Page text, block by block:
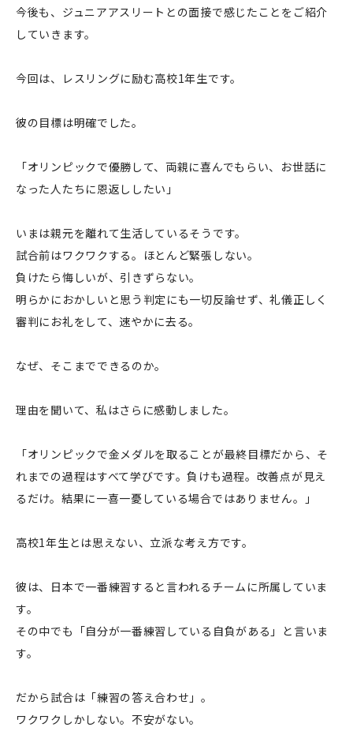
今後も、ジュニアアスリートとの面接で感じたことをご紹介
していきます。
今回は、レスリングに励む高校1年生です。
彼の目標は明確でした。
「オリンピックで優勝して、両親に喜んでもらい、お世話に
なった人たちに恩返ししたい」
いまは親元を離れて生活しているそうです。
試合前はワクワクする。ほとんど緊張しない。
負けたら悔しいが、引きずらない。
明らかにおかしいと思う判定にも一切反論せず、礼儀正しく
審判にお礼をして、速やかに去る。
なぜ、そこまでできるのか。
理由を聞いて、私はさらに感動しました。
「オリンピックで金メダルを取ることが最終目標だから、そ
れまでの過程はすべて学びです。負けも過程。改善点が見え
るだけ。結果に一喜一憂している場合ではありません。」
高校1年生とは思えない、立派な考え方です。
彼は、日本で一番練習すると言われるチームに所属していま
す。
その中でも「自分が一番練習している自負がある」と言いま
す。
だから試合は「練習の答え合わせ」。
ワクワクしかしない。不安がない。